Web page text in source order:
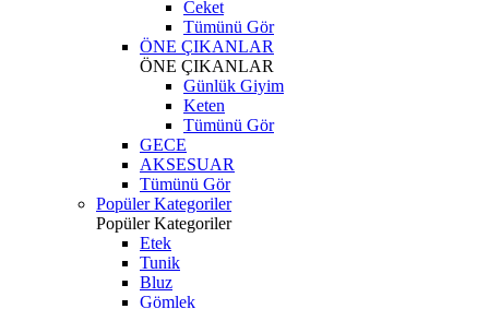
Ceket
Tümünü Gör
ÖNE ÇIKANLAR
ÖNE ÇIKANLAR
Günlük Giyim
Keten
Tümünü Gör
GECE
AKSESUAR
Tümünü Gör
Popüler Kategoriler
Popüler Kategoriler
Etek
Tunik
Bluz
Gömlek